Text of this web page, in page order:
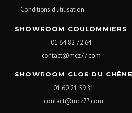
Conditions d’utilisation
SHOWROOM COULOMMIERS
01 64 82 72 64
contact@mcz77.com
SHOWROOM CLOS DU CHÊNE
01 60 21 59 81
contact@mcz77.com